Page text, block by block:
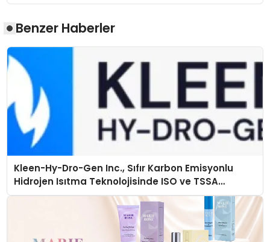
Benzer Haberler
Kleen-Hy-Dro-Gen Inc., Sıfır Karbon Emisyonlu
Hidrojen Isıtma Teknolojisinde ISO ve TSSA
Düzenleyici Onaylarını Aldı